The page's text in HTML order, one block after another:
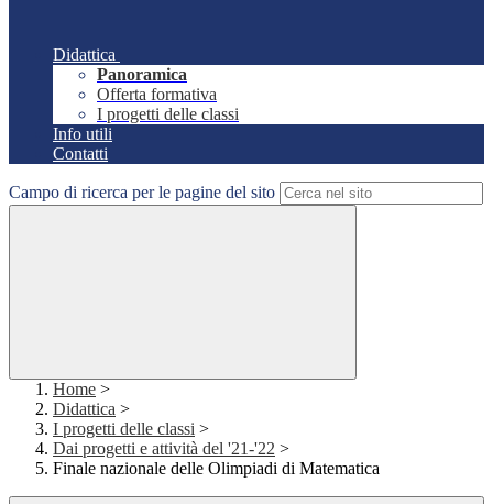
Didattica
Panoramica
Offerta formativa
I progetti delle classi
Info utili
Contatti
Campo di ricerca per le pagine del sito
Home >
Didattica >
I progetti delle classi >
Dai progetti e attività del '21-'22 >
Finale nazionale delle Olimpiadi di Matematica